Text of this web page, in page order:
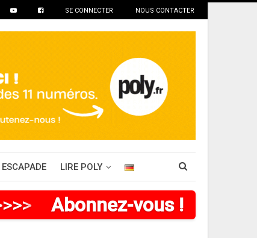
SE CONNECTER NOUS CONTACTER
ESCAPADE LIRE POLY
>> Abonnez-vous !